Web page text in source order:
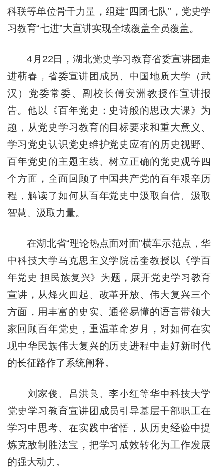
科联等单位骨干力量，组建“四团七队”，党史学
习教育“七进”大宣讲实现全域覆盖全员覆盖。
4月22日，湖北党史学习教育省委宣讲团走
进蕲春，省委宣讲团成员、中国地质大学（武
汉）党委常委、副校长傅安洲教授作宣讲报
告。他以《百年党史：史诗般的思政大课》为
题，从党史学习教育的目标要求和重大意义、
学习党史认识党史维护党史应有的历史视野、
百年党史的主题主线、树立正确的党史观等四
个方面，全面回顾了中国共产党的百年艰辛历
程，解读了如何从百年党史中汲取自信、汲取
智慧、汲取力量。
在湖北省“理论热点面对面”横车示范点，华
中科技大学马克思主义学院岳奎教授以《学百
年党史 担民族复兴》为题，展开党史学习教育
宣讲，从烽火四起、改革开放、伟大复兴三个
方面，用丰富的史实、通俗易懂的语言带领大
家回顾百年党史，重温革命岁月，对如何在实
现中华民族伟大复兴的历史进程中走好新时代
的长征路作了系统阐释。
刘家俊、吕洪良、李小红等华中科技大学
党史学习教育宣讲团成员引导基层干部职工在
学习中思考、在实践中省悟，从历史经验中提
炼克敌制胜法宝，把学习成效转化为工作发展
的强大动力。